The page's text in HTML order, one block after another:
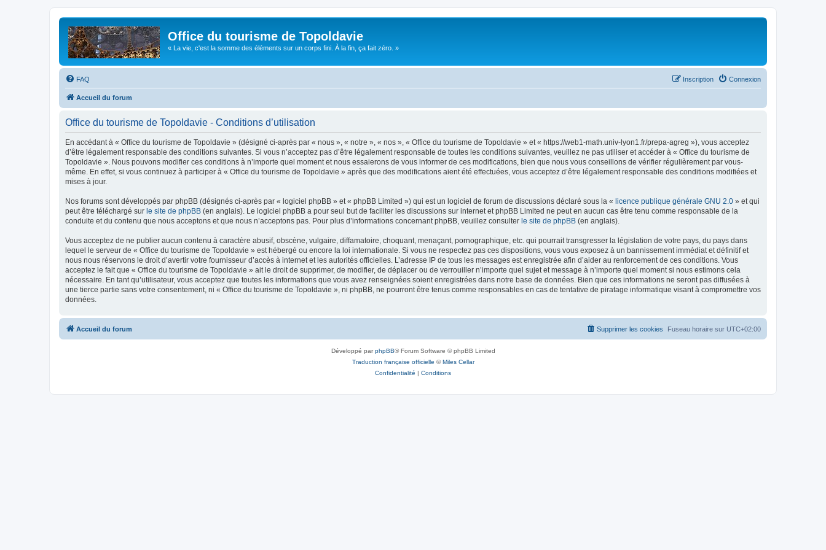
Office du tourisme de Topoldavie
« La vie, c'est la somme des éléments sur un corps fini. À la fin, ça fait zéro. »
FAQ Connexion
Inscription
Accueil du forum
Office du tourisme de Topoldavie - Conditions d’utilisation
En accédant à « Office du tourisme de Topoldavie » (désigné ci-après par « nous », « notre », « nos », « Office du tourisme de Topoldavie » et « https://web1-math.univ-lyon1.fr/prepa-agreg »), vous acceptez
d’être légalement responsable des conditions suivantes. Si vous n’acceptez pas d’être légalement responsable de toutes les conditions suivantes, veuillez ne pas utiliser et accéder à « Office du tourisme de
Topoldavie ». Nous pouvons modifier ces conditions à n’importe quel moment et nous essaierons de vous informer de ces modifications, bien que nous vous conseillons de vérifier régulièrement par vous-
même. En effet, si vous continuez à participer à « Office du tourisme de Topoldavie » après que des modifications aient été effectuées, vous acceptez d’être légalement responsable des conditions modifiées et
mises à jour.
Nos forums sont développés par phpBB (désignés ci-après par « logiciel phpBB » et « phpBB Limited ») qui est un logiciel de forum de discussions déclaré sous la « licence publique générale GNU 2.0 » et qui
peut être téléchargé sur le site de phpBB (en anglais). Le logiciel phpBB a pour seul but de faciliter les discussions sur internet et phpBB Limited ne peut en aucun cas être tenu comme responsable de la
conduite et du contenu que nous acceptons et que nous n’acceptons pas. Pour plus d’informations concernant phpBB, veuillez consulter le site de phpBB (en anglais).
Vous acceptez de ne publier aucun contenu à caractère abusif, obscène, vulgaire, diffamatoire, choquant, menaçant, pornographique, etc. qui pourrait transgresser la législation de votre pays, du pays dans
lequel le serveur de « Office du tourisme de Topoldavie » est hébergé ou encore la loi internationale. Si vous ne respectez pas ces dispositions, vous vous exposez à un bannissement immédiat et définitif et
nous nous réservons le droit d’avertir votre fournisseur d’accès à internet et les autorités officielles. L’adresse IP de tous les messages est enregistrée afin d’aider au renforcement de ces conditions. Vous
acceptez le fait que « Office du tourisme de Topoldavie » ait le droit de supprimer, de modifier, de déplacer ou de verrouiller n’importe quel sujet et message à n’importe quel moment si nous estimons cela
nécessaire. En tant qu’utilisateur, vous acceptez que toutes les informations que vous avez renseignées soient enregistrées dans notre base de données. Bien que ces informations ne seront pas diffusées à
une tierce partie sans votre consentement, ni « Office du tourisme de Topoldavie », ni phpBB, ne pourront être tenus comme responsables en cas de tentative de piratage informatique visant à compromettre vos
données.
Accueil du forum Fuseau horaire sur UTC+02:00
Supprimer les cookies
Développé parphpBB® Forum Software © phpBB Limited
Traduction française officielle ©Miles Cellar
Confidentialité | Conditions